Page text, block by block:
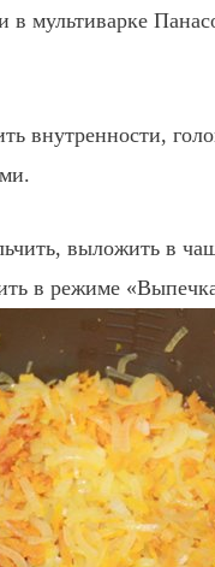
мультиварке
внутренности,
выложить в
в режиме